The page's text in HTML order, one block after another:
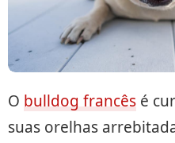
O bulldog francês é
suas orelhas